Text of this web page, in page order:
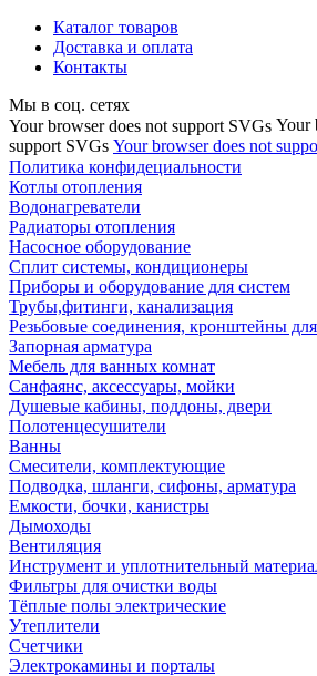
Каталог товаров
Доставка и оплата
Контакты
Мы в соц. сетях
Your browser does not support SVGs Your
support SVGs Your browser does not
Политика конфидециальности
Котлы отопления
Водонагреватели
Радиаторы отопления
Насосное оборудование
Сплит системы, кондиционеры
Приборы и оборудование для систем
Трубы,фитинги, канализация
Резьбовые соединения, кронштейны
Запорная арматура
Мебель для ванных комнат
Санфаянс, аксессуары, мойки
Душевые кабины, поддоны, двери
Полотенцесушители
Ванны
Смесители, комплектующие
Подводка, шланги, сифоны, арматура
Емкости, бочки, канистры
Дымоходы
Вентиляция
Инструмент и уплотнительный
Фильтры для очистки воды
Тёплые полы электрические
Утеплители
Счетчики
Электрокамины и порталы